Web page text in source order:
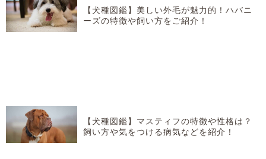
【犬種図鑑】美しい外毛が魅力的！ハバニ
ーズの特徴や飼い方をご紹介！
【犬種図鑑】マスティフの特徴や性格は？
飼い方や気をつける病気などを紹介！